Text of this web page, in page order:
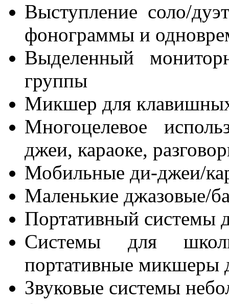
Выступление соло/
фонограммы и
Выделенный
группы
Микшер для
Многоцелевое
джеи, караоке,
Мобильные ди-джеи/
Маленькие джазовые/
Портативный системы
Системы для
портативные микшеры
Звуковые системы